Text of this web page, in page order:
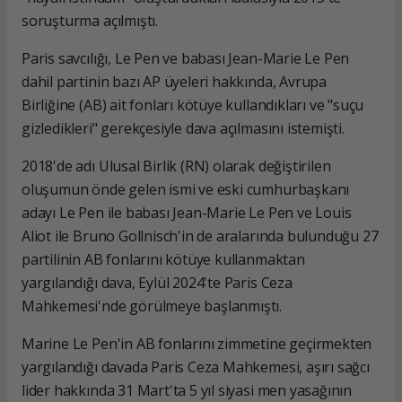
soruşturma açılmıştı.
Paris savcılığı, Le Pen ve babası Jean-Marie Le Pen
dahil partinin bazı AP üyeleri hakkında, Avrupa
Birliğine (AB) ait fonları kötüye kullandıkları ve "suçu
gizledikleri" gerekçesiyle dava açılmasını istemişti.
2018'de adı Ulusal Birlik (RN) olarak değiştirilen
oluşumun önde gelen ismi ve eski cumhurbaşkanı
adayı Le Pen ile babası Jean-Marie Le Pen ve Louis
Aliot ile Bruno Gollnisch'in de aralarında bulunduğu 27
partilinin AB fonlarını kötüye kullanmaktan
yargılandığı dava, Eylül 2024'te Paris Ceza
Mahkemesi'nde görülmeye başlanmıştı.
Marine Le Pen'in AB fonlarını zimmetine geçirmekten
yargılandığı davada Paris Ceza Mahkemesi, aşırı sağcı
lider hakkında 31 Mart'ta 5 yıl siyasi men yasağının